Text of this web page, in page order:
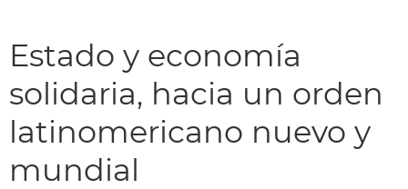
Estado y economía
solidaria, hacia un orden
latinomericano nuevo y
mundial